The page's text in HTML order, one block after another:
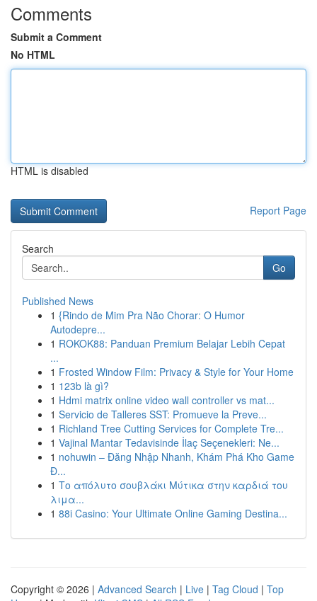
Comments
Submit a Comment
No HTML
HTML is disabled
Report Page
Search
Go
Published News
1 {Rindo de Mim Pra Não Chorar: O Humor
Autodepre...
1 ROKOK88: Panduan Premium Belajar Lebih Cepat
...
1 Frosted Window Film: Privacy & Style for Your Home
1 123b là gì?
1 Hdmi matrix online video wall controller vs mat...
1 Servicio de Talleres SST: Promueve la Preve...
1 Richland Tree Cutting Services for Complete Tre...
1 Vajinal Mantar Tedavisinde İlaç Seçenekleri: Ne...
1 nohuwin – Đăng Nhập Nhanh, Khám Phá Kho Game
Đ...
1 Το απόλυτο σουβλάκι Μύτικα στην καρδιά του
λιμα...
1 88i Casino: Your Ultimate Online Gaming Destina...
Copyright © 2026 | Advanced Search | Live | Tag Cloud | Top